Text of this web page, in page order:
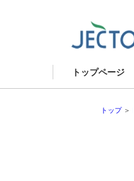
トップページ
トップ＞